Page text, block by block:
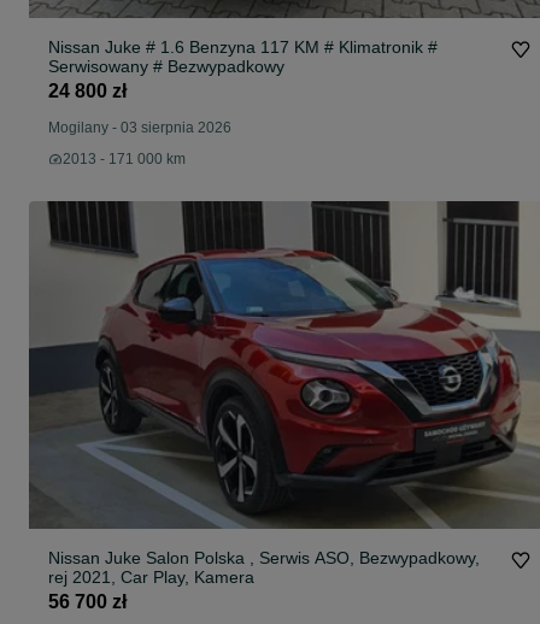
Nissan Juke # 1.6 Benzyna 117 KM # Klimatronik #
Serwisowany # Bezwypadkowy
24 800 zł
Mogilany - 03 sierpnia 2026
2013 - 171 000 km
Nissan Juke Salon Polska , Serwis ASO, Bezwypadkowy,
rej 2021, Car Play, Kamera
56 700 zł